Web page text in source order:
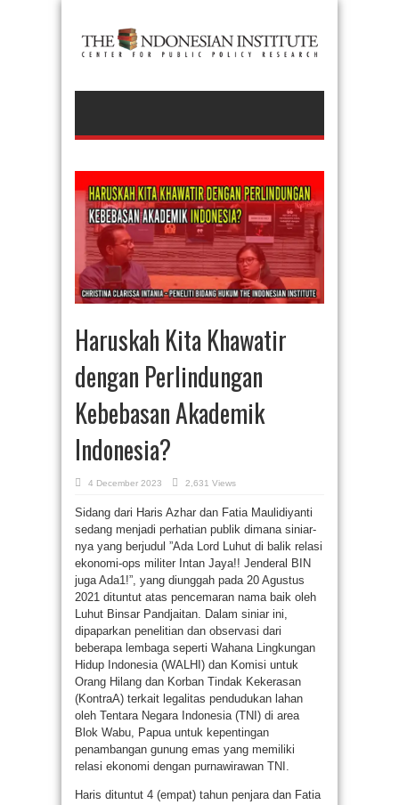
Haruskah Kita Khawatir
dengan Perlindungan
Kebebasan Akademik
Indonesia?
4 December 2023 2,631 Views
Sidang dari Haris Azhar dan Fatia Maulidiyanti
sedang menjadi perhatian publik dimana siniar-
nya yang berjudul ”Ada Lord Luhut di balik relasi
ekonomi-ops militer Intan Jaya!! Jenderal BIN
juga Ada1!”, yang diunggah pada 20 Agustus
2021 dituntut atas pencemaran nama baik oleh
Luhut Binsar Pandjaitan. Dalam siniar ini,
dipaparkan penelitian dan observasi dari
beberapa lembaga seperti Wahana Lingkungan
Hidup Indonesia (WALHI) dan Komisi untuk
Orang Hilang dan Korban Tindak Kekerasan
(KontraA) terkait legalitas pendudukan lahan
oleh Tentara Negara Indonesia (TNI) di area
Blok Wabu, Papua untuk kepentingan
penambangan gunung emas yang memiliki
relasi ekonomi dengan purnawirawan TNI.
Haris dituntut 4 (empat) tahun penjara dan Fatia